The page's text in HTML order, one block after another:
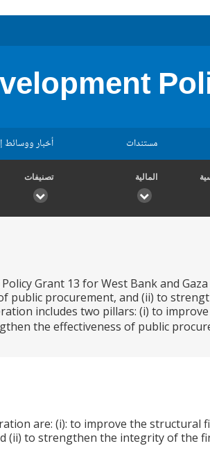
مستندات أخبار ووسائط
المالية تصنيفات
Grant 13 for West Bank and
public procurement, and (ii) to
includes two pillars: (i) to
the effectiveness of public
are: (i): to improve the structural
(ii) to strengthen the integrity of the